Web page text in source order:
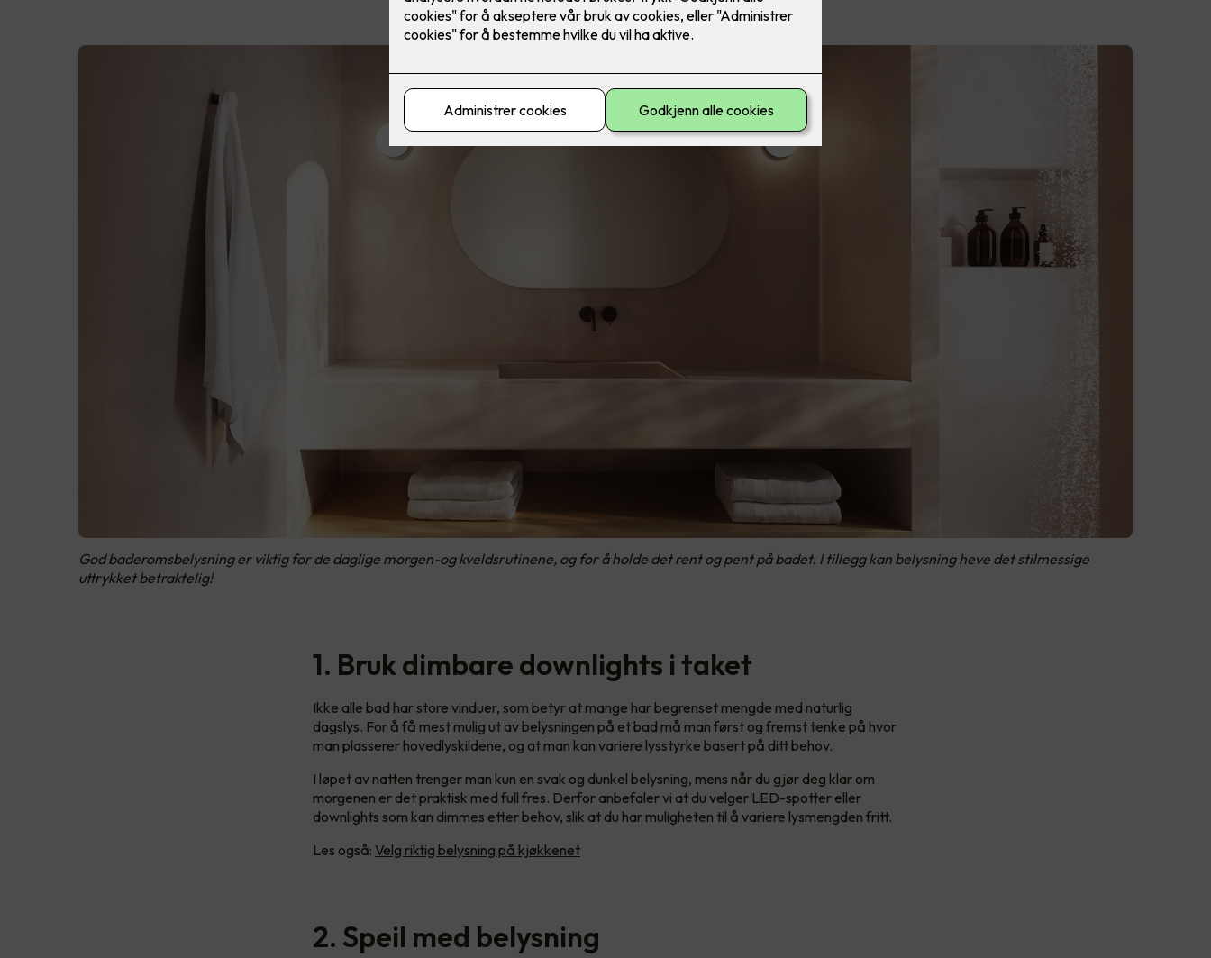
God baderomsbelysning er viktig for de daglige morgen-og kveldsrutinene, og for å holde det rent og pent på badet. I tillegg kan belysning heve det stilmessige
uttrykket betraktelig!
1. Bruk dimbare downlights i taket
Ikke alle bad har store vinduer, som betyr at mange har begrenset mengde med naturlig
dagslys. For å få mest mulig ut av belysningen på et bad må man først og fremst tenke på hvor
man plasserer hovedlyskildene, og at man kan variere lysstyrke basert på ditt behov.
I løpet av natten trenger man kun en svak og dunkel belysning, mens når du gjør deg klar om
morgenen er det praktisk med full fres. Derfor anbefaler vi at du velger LED-spotter eller
downlights som kan dimmes etter behov, slik at du har muligheten til å variere lysmengden fritt.
Les også: Velg riktig belysning på kjøkkenet
2. Speil med belysning